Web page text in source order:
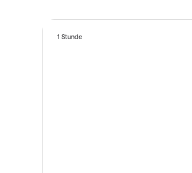
1 Stunde